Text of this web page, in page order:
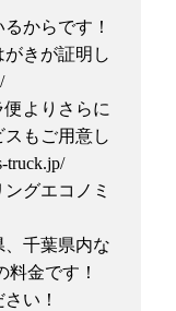
からです！
きが証明し
よりさらに
もご用意し
グエコノミ
千葉県内な
料金です！
い！